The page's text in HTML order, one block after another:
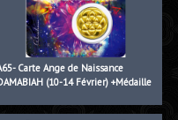
Carte Ange de Naissance
(10-14 Février) +Médaille